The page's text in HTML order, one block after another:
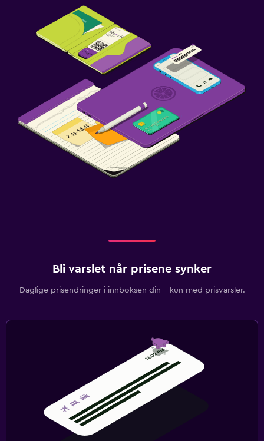
Bli varslet når prisene synker
Daglige prisendringer i innboksen din – kun med prisvarsler.